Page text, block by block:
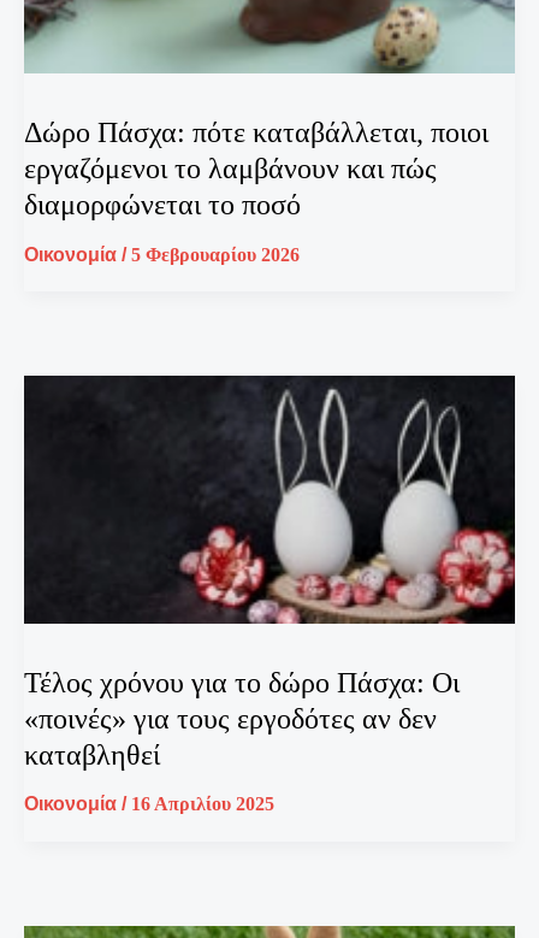
Δώρο Πάσχα: πότε καταβάλλεται, ποιοι
εργαζόμενοι το λαμβάνουν και πώς
διαμορφώνεται το ποσό
Οικονομία /5 Φεβρουαρίου 2026
Τέλος χρόνου για το δώρο Πάσχα: Οι
«ποινές» για τους εργοδότες αν δεν
καταβληθεί
Οικονομία / 16 Απριλίου 2025